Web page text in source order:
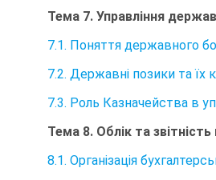
Тема 7. Управління
7.1. Поняття державного
7.2. Державні позики та їх
7.3. Роль Казначейства в
Тема 8. Облік та
8.1. Організація